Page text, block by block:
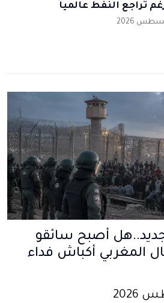
تراجع النفط عالمياً
أصبح سائقو
المغربي أكباش فداء